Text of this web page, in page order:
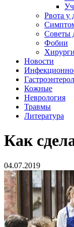
Рвота у
Советы
Фобии
Новости
Кожные
Неврология
Травмы
Литература
Как
04.07.2019